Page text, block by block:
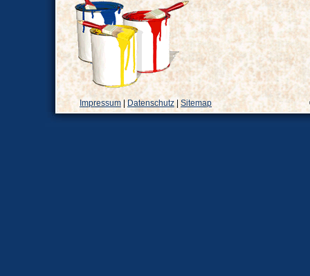
Impressum |Datenschutz| Sitemap